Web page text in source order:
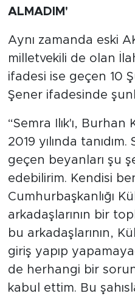
ALMADIM'
Aynı zamanda eski
milletvekili de olan
ifadesi ise geçen 10
Şener ifadesinde
“Semra Ilık'ı, Burhan
2019 yılında
geçen beyanları şu
edebilirim. Kendisi
Cumhurbaşkanlığı
arkadaşlarının bir
bu arkadaşlarının,
giriş yapıp
de herhangi bir
kabul ettim. Bu